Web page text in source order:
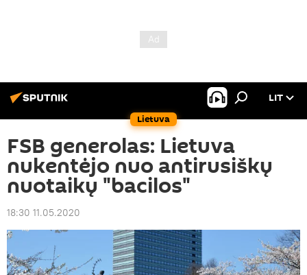
Lietuva
LIT
FSB generolas: Lietuva
nukentėjo nuo antirusiškų
nuotaikų "bacilos"
18:30 11.05.2020